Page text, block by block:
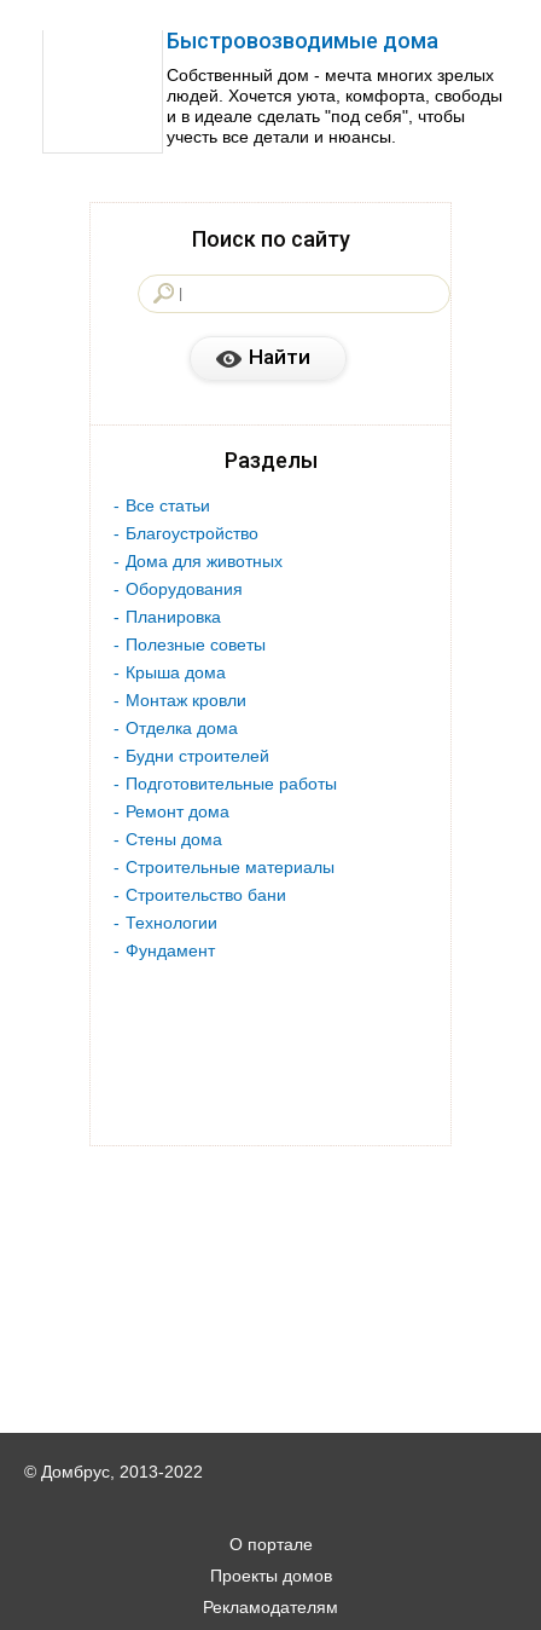
Быстровозводимые дома
Собственный дом - мечта многих зрелых
людей. Хочется уюта, комфорта, свободы
и в идеале сделать "под себя", чтобы
учесть все детали и нюансы.
Поиск по сайту
Разделы
Все статьи
Благоустройство
Дома для животных
Оборудования
Планировка
Полезные советы
Крыша дома
Монтаж кровли
Отделка дома
Будни строителей
Подготовительные работы
Ремонт дома
Стены дома
Строительные материалы
Строительство бани
Технологии
Фундамент
© Домбрус, 2013-2022
О портале
Проекты домов
Рекламодателям